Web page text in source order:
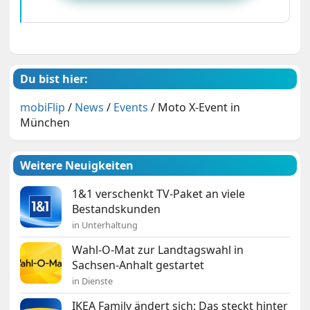
Du bist hier:
mobiFlip / News / Events / Moto X-Event in
München
Weitere Neuigkeiten
1&1 verschenkt TV-Paket an viele
Bestandskunden
in Unterhaltung
Wahl-O-Mat zur Landtagswahl in
Sachsen-Anhalt gestartet
in Dienste
IKEA Family ändert sich: Das steckt hinter